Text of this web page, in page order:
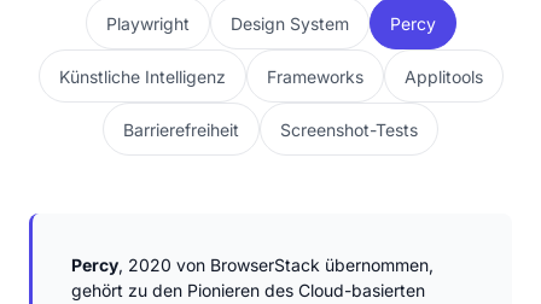
Playwright Design System Percy
Künstliche Intelligenz Frameworks Applitools
Barrierefreiheit Screenshot-Tests
Percy, 2020 von BrowserStack übernommen,
gehört zu den Pionieren des Cloud-basierten